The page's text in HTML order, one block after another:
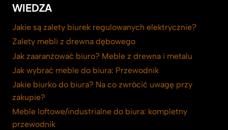
WIEDZA
Jakie są zalety biurek regulowanych elektrycznie?
Zalety mebli z drewna dębowego
Jak zaaranżować biuro? Meble z drewna i metalu
Jak wybrać meble do biura: Przewodnik
Jakie biurko do biura? Na co zwrócić uwagę przy
zakupie?
Meble loftowe/industrialne do biura: kompletny
przewodnik